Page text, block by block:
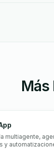
Más
multiagente,
y